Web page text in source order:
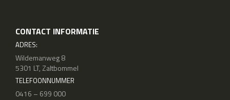
CONTACT INFORMATIE
ADRES:
Wildemanweg 8
5301 LT, Zaltbommel
TELEFOONNUMMER
0416 – 699 000